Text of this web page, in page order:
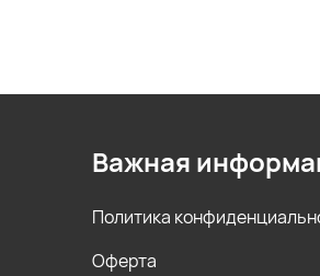
Важная
Политика
Оферта